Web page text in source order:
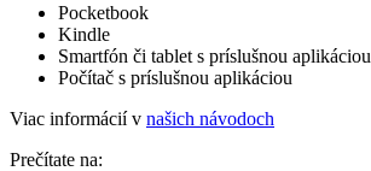
Pocketbook
Kindle
Smartfón či tablet s príslušnou aplikáciou
Počítač s príslušnou aplikáciou
Viac informácií v našich návodoch
Prečítate na: